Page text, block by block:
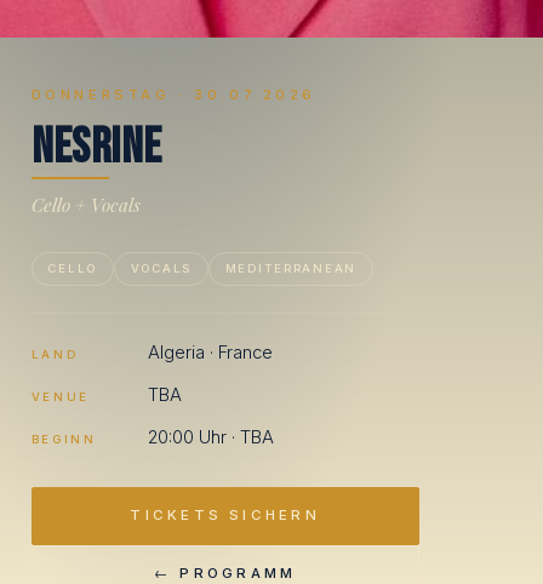
DONNERSTAG · 30.07.2026
Nesrine
Cello + Vocals
CELLO VOCALS MEDITERRANEAN
LAND Algeria · France
VENUE TBA
BEGINN 20:00 Uhr · TBA
TICKETS SICHERN
← PROGRAMM